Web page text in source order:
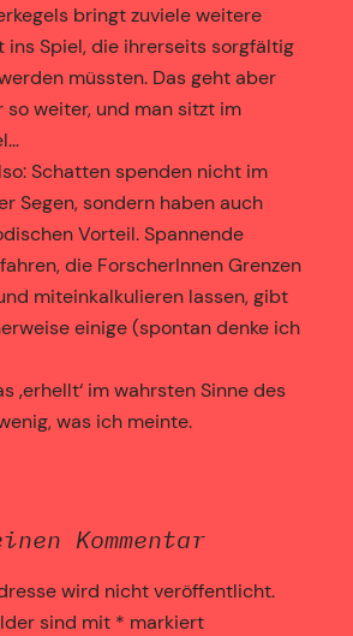
bringt zuviele weitere
ins Spiel, die ihrerseits sorgfältig
müssten. Das geht aber
so weiter, und man sitzt im
Schatten spenden nicht im
Segen, sondern haben auch
Vorteil. Spannende
die ForscherInnen Grenzen
miteinkalkulieren lassen, gibt
einige (spontan denke ich
‚erhellt‘ im wahrsten Sinne des
was ich meinte.
Kommentar
wird nicht veröffentlicht.
sind mit * markiert